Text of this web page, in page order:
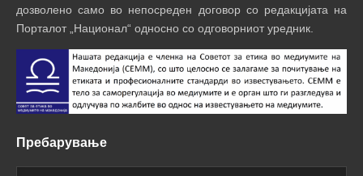
дозволено само во непосреден договор со редакцијата на
Порталот „Национал“ односно со одговорниот уредник.
Пребарување